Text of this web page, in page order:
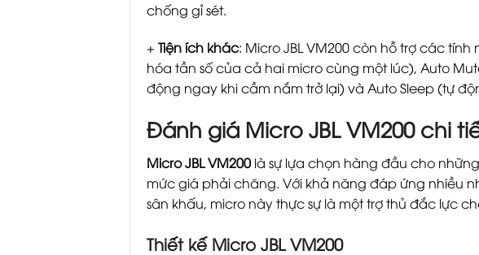
chống gỉ sét.
+ Tiện ích khác: Micro JBL VM200 còn hỗ trợ các
hóa tần số của cả hai micro cùng một lúc), Auto
động ngay khi cầm nắm trở lại) và Auto Sleep (tự
Đánh giá Micro JBL VM200 chi
Micro JBL VM200 là sự lựa chọn hàng đầu cho
mức giá phải chăng. Với khả năng đáp ứng nhiều
sân khấu, micro này thực sự là một trợ thủ đắc lực
Thiết kế Micro JBL VM200